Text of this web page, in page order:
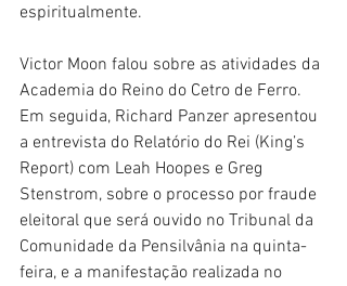
espiritualmente.
Victor Moon falou sobre as atividades da
Academia do Reino do Cetro de Ferro.
Em seguida, Richard Panzer apresentou
a entrevista do Relatório do Rei (King’s
Report) com Leah Hoopes e Greg
Stenstrom, sobre o processo por fraude
eleitoral que será ouvido no Tribunal da
Comunidade da Pensilvânia na quinta-
feira, e a manifestação realizada no